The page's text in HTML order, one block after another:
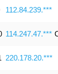
112.84.239.***
114.247.47.***
220.178.20.***